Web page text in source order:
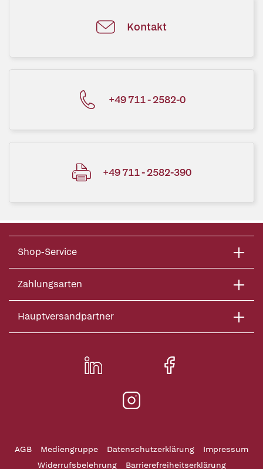
Kontakt
+49 711 - 2582-0
+49 711 - 2582-390
Shop-Service
Zahlungsarten
Hauptversandpartner
AGB Mediengruppe Datenschutzerklärung
Impressum
Widerrufsbelehrung
Barrierefreiheitserklärung